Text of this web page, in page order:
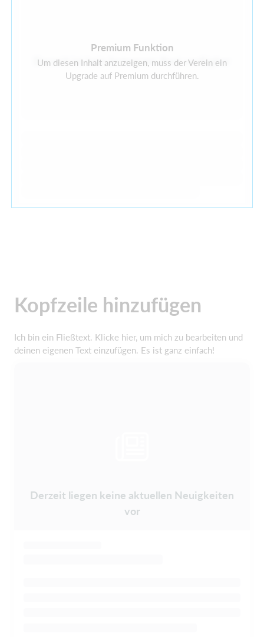
Premium Funktion
Um diesen Inhalt anzuzeigen, muss der Verein ein
Upgrade auf Premium durchführen.
Derzeit ist kein Instagram-Post verfügbar
Kopfzeile hinzufügen
Ich bin ein Fließtext. Klicke hier, um mich zu bearbeiten und
deinen eigenen Text einzufügen. Es ist ganz einfach!
Derzeit liegen keine aktuellen Neuigkeiten
vor